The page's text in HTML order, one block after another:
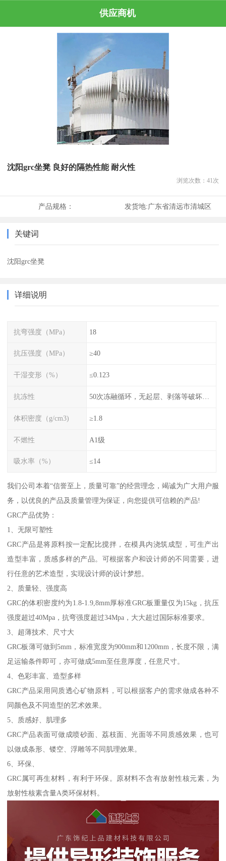
供应商机
沈阳grc坐凳 良好的隔热性能 耐火性
浏览次数： 41 次
产品规格： 发货地:广东省清远市清城区
关键词
沈阳grc坐凳
详细说明
抗弯强度（MPa） 18
抗压强度（MPa） ≥40
干湿变形（%） ≤0.123
抗冻性 50次冻融循环，无起层、剥落等破坏现象
体积密度（g/cm3) ≥1.8
不燃性 A1级
吸水率（%） ≤14
我们公司本着“信誉至上，质量可靠”的经营理念，竭诚为广大用户服
务，以优良的产品及质量管理为保证，向您提供可信赖的产品!
GRC产品优势：
1、无限可塑性
GRC产品是将原料按一定配比搅拌，在模具内浇筑成型，可生产出
造型丰富，质感多样的产品。可根据客户和设计师的不同需要，进
行任意的艺术造型，实现设计师的设计梦想。
2、质量轻、强度高
GRC的体积密度约为1.8-1.9,8mm厚标准GRC板重量仅为15kg，抗压
强度超过40Mpa，抗弯强度超过34Mpa，大大超过国际标准要求。
3、超薄技术、尺寸大
GRC板薄可做到5mm，标准宽度为900mm和1200mm，长度不限，满
足运输条件即可，亦可做成5mm至任意厚度，任意尺寸。
4、色彩丰富、造型多样
GRC产品采用同质透心矿物原料，可以根据客户的需求做成各种不
同颜色及不同造型的艺术效果。
5、质感好、肌理多
GRC产品表面可做成喷砂面、荔枝面、光面等不同质感效果，也可
以做成条形、镂空、浮雕等不同肌理效果。
6、环保、
GRC属可再生材料，有利于环保。原材料不含有放射性核元素，为
放射性核素含量A类环保材料。